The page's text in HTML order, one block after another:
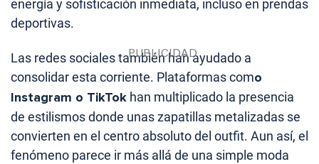
energía y sofisticación inmediata, incluso en prendas
deportivas.
Las redes sociales también han ayudado a
consolidar esta corriente. Plataformas como
Instagram o TikTok han multiplicado la presencia
de estilismos donde unas zapatillas metalizadas se
convierten en el centro absoluto del outfit. Aun así, el
fenómeno parece ir más allá de una simple moda